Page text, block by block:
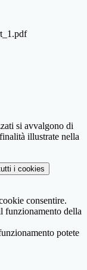
si avvalgono di
illustrate nella
i cookies
consentire.
funzionamento della
potete